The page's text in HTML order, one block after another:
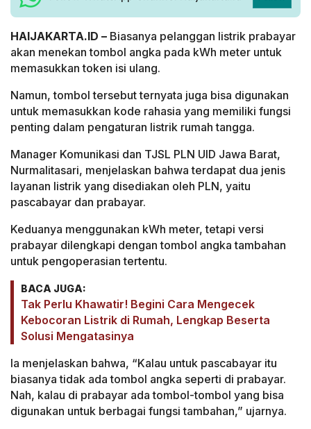
HAIJAKARTA.ID – Biasanya pelanggan listrik prabayar
akan menekan tombol angka pada kWh meter untuk
memasukkan token isi ulang.
Namun, tombol tersebut ternyata juga bisa digunakan
untuk memasukkan kode rahasia yang memiliki fungsi
penting dalam pengaturan listrik rumah tangga.
Manager Komunikasi dan TJSL PLN UID Jawa Barat,
Nurmalitasari, menjelaskan bahwa terdapat dua jenis
layanan listrik yang disediakan oleh PLN, yaitu
pascabayar dan prabayar.
Keduanya menggunakan kWh meter, tetapi versi
prabayar dilengkapi dengan tombol angka tambahan
untuk pengoperasian tertentu.
BACA JUGA:
Tak Perlu Khawatir! Begini Cara Mengecek
Kebocoran Listrik di Rumah, Lengkap Beserta
Solusi Mengatasinya
Ia menjelaskan bahwa, “Kalau untuk pascabayar itu
biasanya tidak ada tombol angka seperti di prabayar.
Nah, kalau di prabayar ada tombol-tombol yang bisa
digunakan untuk berbagai fungsi tambahan,” ujarnya.